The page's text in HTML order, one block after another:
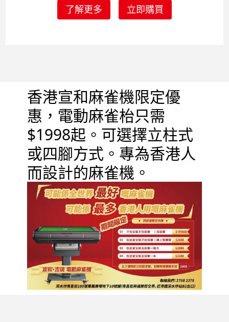
了解更多 立即購買
香港宣和麻雀機限定優
惠，電動麻雀枱只需
$1998起。可選擇立柱式
或四腳方式。專為香港人
而設計的麻雀機。